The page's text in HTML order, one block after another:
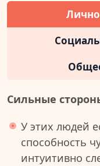
Сильные
У этих людей
способность
интуитивно